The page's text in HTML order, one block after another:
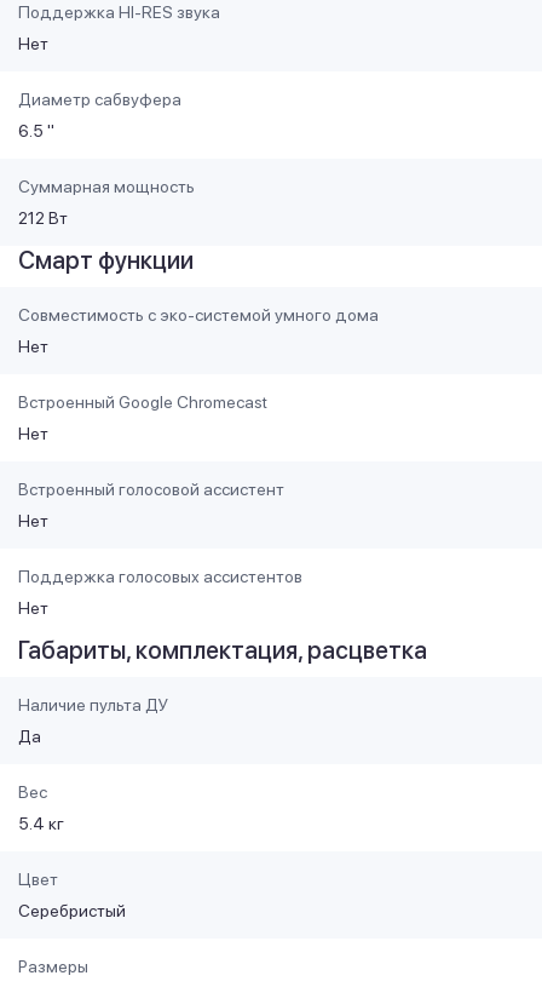
Поддержка HI-RES звука
Нет
Диаметр сабвуфера
6.5 "
Суммарная мощность
212 Вт
Смарт функции
Совместимость с эко-системой умного дома
Нет
Встроенный Google Chromecast
Нет
Встроенный голосовой ассистент
Нет
Поддержка голосовых ассистентов
Нет
Габариты, комплектация, расцветка
Наличие пульта ДУ
Да
Вес
5.4 кг
Цвет
Серебристый
Размеры